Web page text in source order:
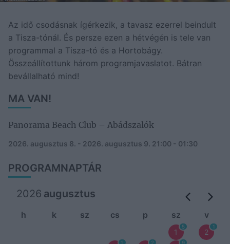
Az idő csodásnak ígérkezik, a tavasz ezerrel beindult
a Tisza-tónál. És persze ezen a hétvégén is tele van
programmal a Tisza-tó és a Hortobágy.
Összeállítottunk három programjavaslatot. Bátran
bevállalható mind!
MA VAN!
Panorama Beach Club – Abádszalók
2026. augusztus 8. - 2026. augusztus 9. 21:00 - 01:30
PROGRAMNAPTÁR
2026 augusztus
h k sz cs p sz v
1
5
2
1
1 2 9